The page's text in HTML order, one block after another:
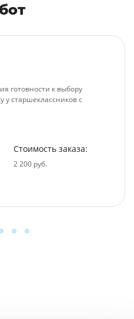
готовности к выбору
у старшеклассников с
Стоимость заказа:
2 200 руб.